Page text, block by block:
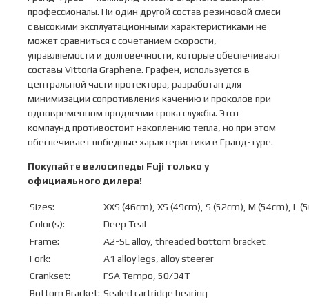
профессионалы. Ни один другой состав резиновой смеси
с высокими эксплуатационными характеристиками не
может сравниться с сочетанием скорости,
управляемости и долговечности, которые обеспечивают
составы Vittoria Graphene. Графен, используется в
центральной части протектора, разработан для
минимизации сопротивления качению и проколов при
одновременном продлении срока службы. Этот
компаунд противостоит накоплению тепла, но при этом
обеспечивает победные характеристики в Гранд-туре.
Покупайте велосипеды Fuji только у
официального дилера!
Sizes:
XXS (46cm), XS (49cm), S (52cm), M (54cm), L
Color(s):
Deep Teal
Frame:
A2-SL alloy, threaded bottom bracket
Fork:
A1 alloy legs, alloy steerer
Crankset:
FSA Tempo, 50/34T
Bottom Bracket: Sealed cartridge bearing